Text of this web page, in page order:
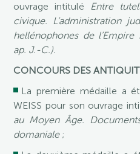
ouvrage intitulé Entre
civique. L’administration
hellénophones de
ap. J.-C.).
CONCOURS DES
La première médaille a
WEISS pour son ouvrage
au Moyen Âge.
domaniale;